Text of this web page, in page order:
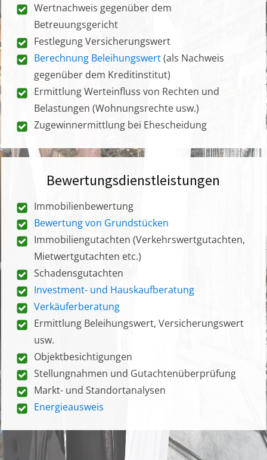
Wertnachweis gegenüber dem
Betreuungsgericht
Festlegung Versicherungswert
Berechnung Beleihungswert(als Nachweis
gegenüber dem Kreditinstitut)
Ermittlung Werteinfluss von Rechten und
Belastungen (Wohnungsrechte usw.)
Zugewinnermittlung bei Ehescheidung
Bewertungsdienstleistungen
Immobilienbewertung
Bewertung von Grundstücken
Immobiliengutachten (Verkehrswertgutachten,
Mietwertgutachten etc.)
Schadensgutachten
Investment- und Hauskaufberatung
Verkäuferberatung
Ermittlung Beleihungswert, Versicherungswert
usw.
Objektbesichtigungen
Stellungnahmen und Gutachtenüberprüfung
Markt- und Standortanalysen
Energieausweis